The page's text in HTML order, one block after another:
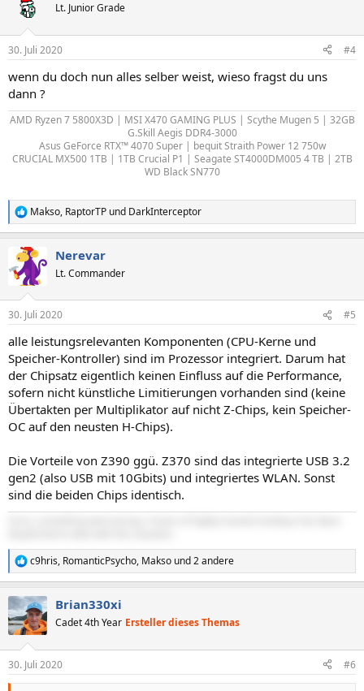
Lt. Junior Grade
30. Juli 2020 #4
wenn du doch nun alles selber weist, wieso fragst du uns
dann ?
AMD Ryzen 7 5800X3D | MSI X470 GAMING PLUS | Scythe Mugen 5 | 32GB
G.Skill Aegis DDR4-3000
Asus GeForce RTX™ 4070 Super | bequit Straith Power 12 750w
CRUCIAL MX500 1TB | 1TB Crucial P1 | Seagate ST4000DM005 4 TB | 2TB
WD Black SN770
R
e
k
t
i
e
:
Makso, RaptorTP und DarkInterceptor
Nerevar
Lt. Commander
30. Juli 2020 #5
alle leistungsrelevanten Komponenten (CPU-Kerne und
Speicher-Kontroller) sind im Prozessor integriert. Darum hat
der Chipsatz eigentlich keinen Einfluss auf die Performance,
sofern nicht künstliche Limitierungen vorhanden sind (keine
Übertakten per Multiplikator auf nicht Z-Chips, kein Speicher-
OC auf den neusten H-Chips).
Die Vorteile von Z390 ggü. Z370 sind das integrierte USB 3.2
gen2 (also USB mit 10Gbits) und integriertes WLAN. Sonst
sind die beiden Chips identisch.
R
e
k
t
i
e
n
c9hris, RomanticPsycho, Makso und 2 andere
Brian330xi
Cadet 4th Year Ersteller dieses Themas
30. Juli 2020 #6